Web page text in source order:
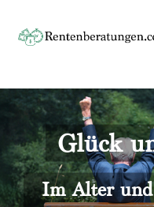
content
Startseite
Rente
Rentenberater
Über uns
Kontakt
Glück
Im Alter